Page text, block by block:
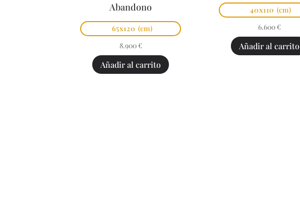
Abandono
65x120 (cm)
8.900 €
Añadir al carrito
40x110 (cm)
6.600 €
Añadir al carrito